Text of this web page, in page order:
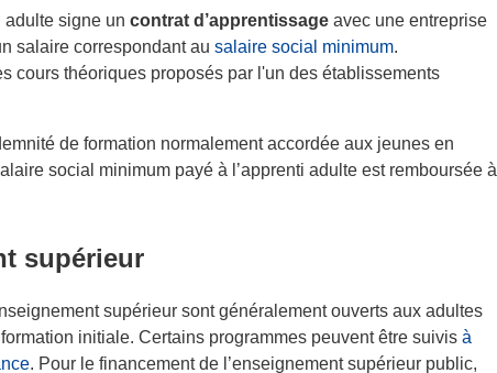
adulte signe un contrat d’apprentissage avec une entreprise
salaire correspondant au salaire social minimum.
cours théoriques proposés par l'un des établissements
de formation normalement accordée aux jeunes en
social minimum payé à l’apprenti adulte est remboursée à
supérieur
supérieur sont généralement ouverts aux adultes
initiale. Certains programmes peuvent être suivis à
. Pour le financement de l’enseignement supérieur public,